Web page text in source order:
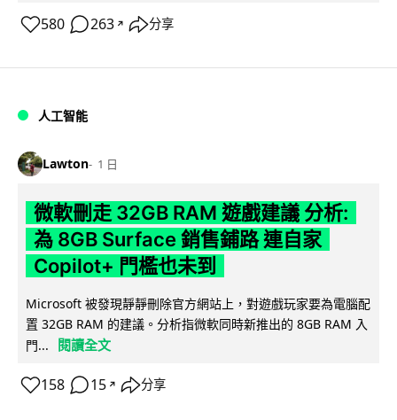
580 263 ↗ 分享
人工智能
Lawton 1 日
微軟刪走 32GB RAM 遊戲建議 分析:
為 8GB Surface 銷售鋪路 連自家
Copilot+ 門檻也未到
Microsoft 被發現靜靜刪除官方網站上，對遊戲玩家要為電腦配
置 32GB RAM 的建議。分析指微軟同時新推出的 8GB RAM 入
門...
閱讀全文
158 15 ↗ 分享